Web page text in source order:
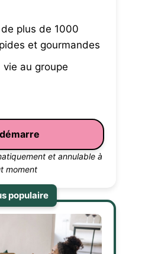
plus de 1000
et gourmandes
vie au groupe
et annulable à
moment